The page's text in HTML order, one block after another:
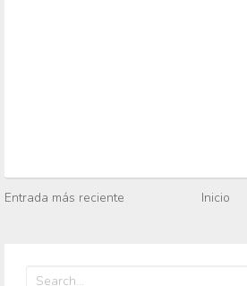
Entrada más reciente Inicio